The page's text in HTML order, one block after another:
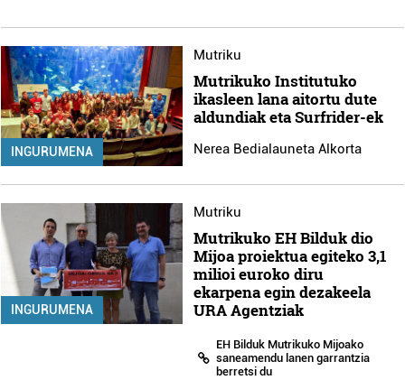
INGURUMENA
Mutriku
Mutrikuko Institutuko
ikasleen lana aitortu dute
aldundiak eta Surfrider-ek
Nerea Bedialauneta Alkorta
INGURUMENA
Mutriku
Mutrikuko EH Bilduk dio
Mijoa proiektua egiteko 3,1
milioi euroko diru
ekarpena egin dezakeela
URA Agentziak
EH Bilduk Mutrikuko Mijoako
saneamendu lanen garrantzia
berretsi du